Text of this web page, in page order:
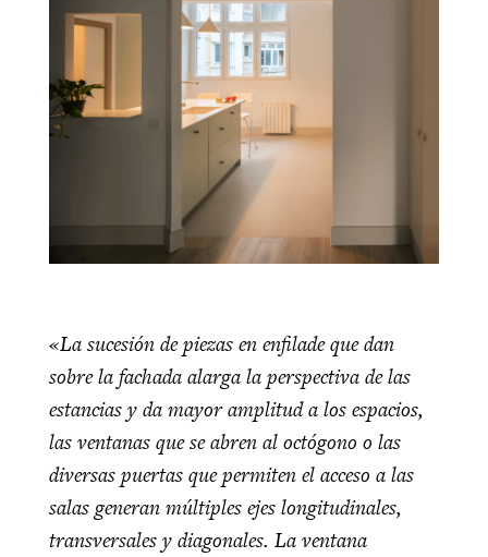
«La sucesión de piezas en enfilade que dan
sobre la fachada alarga la perspectiva de las
estancias y da mayor amplitud a los espacios,
las ventanas que se abren al octógono o las
diversas puertas que permiten el acceso a las
salas generan múltiples ejes longitudinales,
transversales y diagonales. La ventana